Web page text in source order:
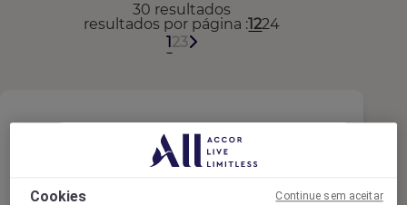
30 resultados
123
resultados por página 1224
Chef de Partie - Breman Brasserie
Cookies Continue sem aceitar